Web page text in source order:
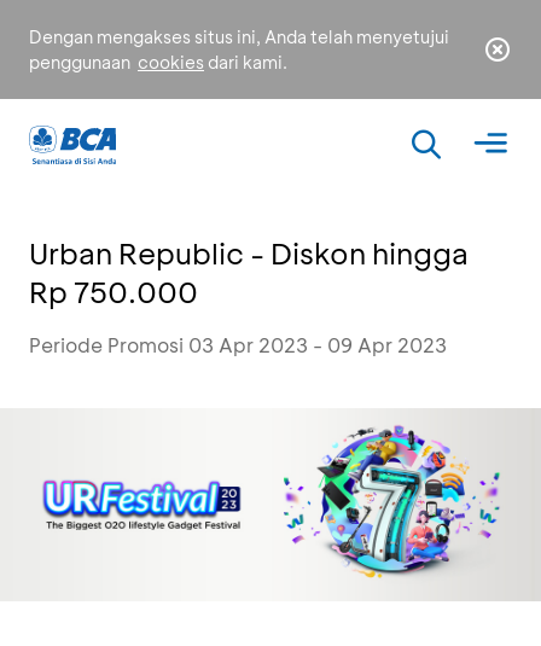
Dengan mengakses situs ini, Anda telah menyetujui
penggunaan cookies dari kami.
Urban Republic - Diskon hingga
Rp 750.000
Periode Promosi 03 Apr 2023 - 09 Apr 2023